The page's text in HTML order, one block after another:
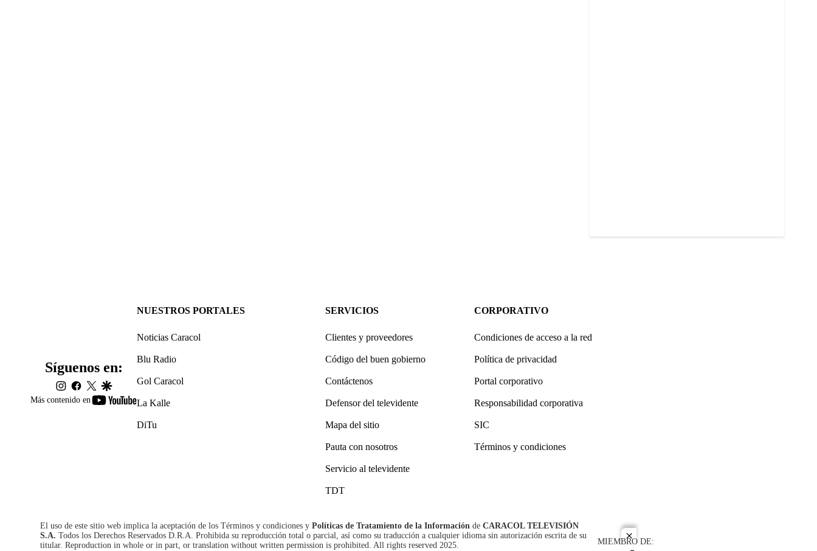
close
Más contenido en
youtube-
Síguenos en:
instagram
facebook
twittergoogle
NUESTROS PORTALES
Noticias Caracol
Blu Radio
Gol Caracol
La Kalle
DiTu
SERVICIOS
Clientes y proveedores
Código del buen gobierno
Contáctenos
Defensor del televidente
Mapa del sitio
Pauta con nosotros
Servicio al televidente
TDT
CORPORATIVO
Condiciones de acceso a la red
Política de privacidad
Portal corporativo
Responsabilidad corporativa
SIC
Términos y condiciones
El uso de este sitio web implica la aceptación de los Términos y condiciones y Políticas de Tratamiento de la Información de CARACOL TELEVISIÓN
S.A. Todos los Derechos Reservados D.R.A. Prohibida su reproducción total o parcial, así como su traducción a cualquier idioma sin autorización escrita de su
titular. Reproduction in whole or in part, or translation without written permission is prohibited. All rights reserved 2025.
MIEMBRO DE: